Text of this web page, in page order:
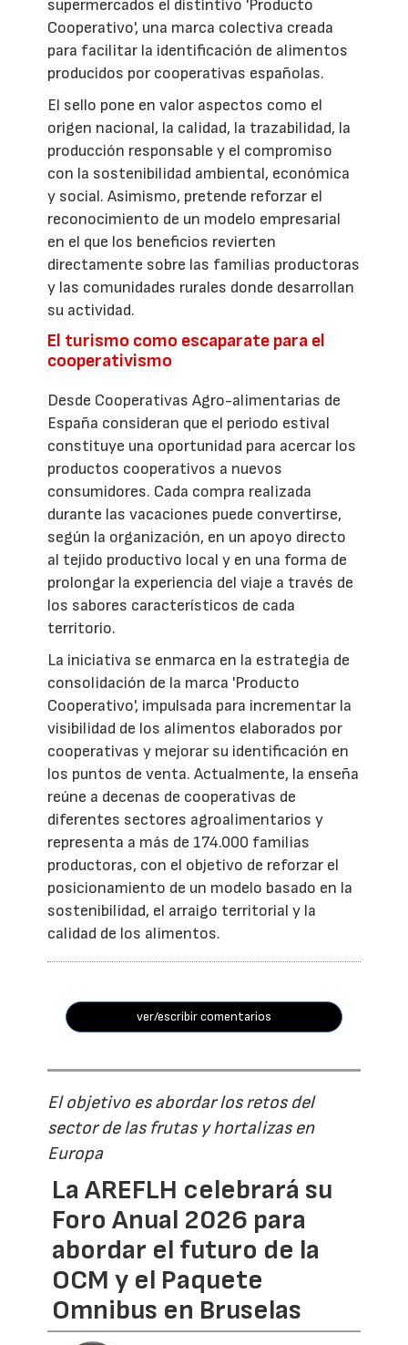
supermercados el distintivo 'Producto
Cooperativo', una marca colectiva creada
para facilitar la identificación de alimentos
producidos por cooperativas españolas.
El sello pone en valor aspectos como el
origen nacional, la calidad, la trazabilidad, la
producción responsable y el compromiso
con la sostenibilidad ambiental, económica
y social. Asimismo, pretende reforzar el
reconocimiento de un modelo empresarial
en el que los beneficios revierten
directamente sobre las familias productoras
y las comunidades rurales donde desarrollan
su actividad.
El turismo como escaparate para el
cooperativismo
Desde Cooperativas Agro-alimentarias de
España consideran que el periodo estival
constituye una oportunidad para acercar los
productos cooperativos a nuevos
consumidores. Cada compra realizada
durante las vacaciones puede convertirse,
según la organización, en un apoyo directo
al tejido productivo local y en una forma de
prolongar la experiencia del viaje a través de
los sabores característicos de cada
territorio.
La iniciativa se enmarca en la estrategia de
consolidación de la marca 'Producto
Cooperativo', impulsada para incrementar la
visibilidad de los alimentos elaborados por
cooperativas y mejorar su identificación en
los puntos de venta. Actualmente, la enseña
reúne a decenas de cooperativas de
diferentes sectores agroalimentarios y
representa a más de 174.000 familias
productoras, con el objetivo de reforzar el
posicionamiento de un modelo basado en la
sostenibilidad, el arraigo territorial y la
calidad de los alimentos.
ver/escribir comentarios
El objetivo es abordar los retos del
sector de las frutas y hortalizas en
Europa
La AREFLH celebrará su
Foro Anual 2026 para
abordar el futuro de la
OCM y el Paquete
Omnibus en Bruselas